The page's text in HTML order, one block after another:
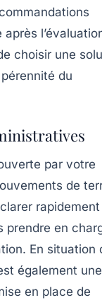
choisir une
du
par votre
de
prendre en
En situation
également une
en place de